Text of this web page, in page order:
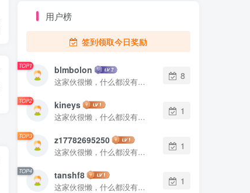
用户榜
签到领取今日奖励
TOP1 blmbolon
这家伙很懒，什么都没有写...
8
TOP2 kineys
这家伙很懒，什么都没有写...
1
TOP3 z17782695250
这家伙很懒，什么都没有写...
1
TOP4 tanshf8
这家伙很懒，什么都没有写...
1